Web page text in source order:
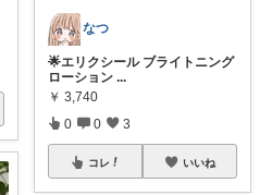
なつ
🌟エリクシール ブライトニング
ローション ...
￥ 3,740
0 0 3
コレ いいね